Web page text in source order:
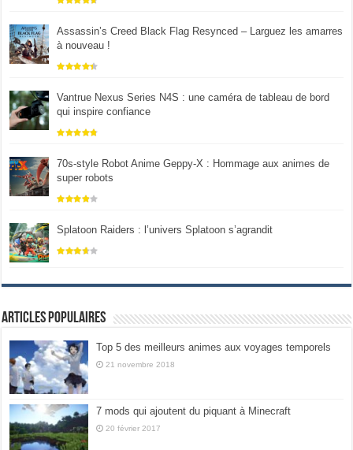
Assassin’s Creed Black Flag Resynced – Larguez les amarres
à nouveau !
Vantrue Nexus Series N4S : une caméra de tableau de bord
qui inspire confiance
70s-style Robot Anime Geppy-X : Hommage aux animes de
super robots
Splatoon Raiders : l’univers Splatoon s’agrandit
Articles populaires
Top 5 des meilleurs animes aux voyages temporels
21 novembre 2018
7 mods qui ajoutent du piquant à Minecraft
20 février 2017